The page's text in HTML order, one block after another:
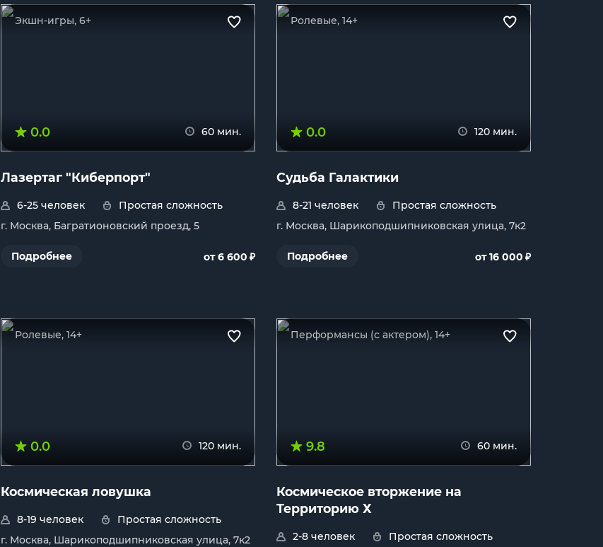
Экшн-игры, 6+
0.0 60 мин.
Лазертаг "Киберпорт"
6-25 человек
Простая сложность
г. Москва, Багратионовский проезд, 5
Подробнее от 6 600 ₽
Ролевые, 14+
0.0 120 мин.
Судьба Галактики
8-21 человек
Простая сложность
г. Москва, Шарикоподшипниковская улица, 7к2
Подробнее от 16 000 ₽
Ролевые, 14+
0.0 120 мин.
Космическая ловушка
8-19 человек
Простая сложность
г. Москва, Шарикоподшипниковская улица, 7к2
Перформансы (с актером), 14+
9.8 60 мин.
Космическое вторжение на
Территорию Х
2-8 человек
Простая сложность